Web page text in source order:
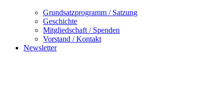
Grundsatzprogramm / Satzung
Geschichte
Mitgliedschaft / Spenden
Vorstand / Kontakt
Newsletter